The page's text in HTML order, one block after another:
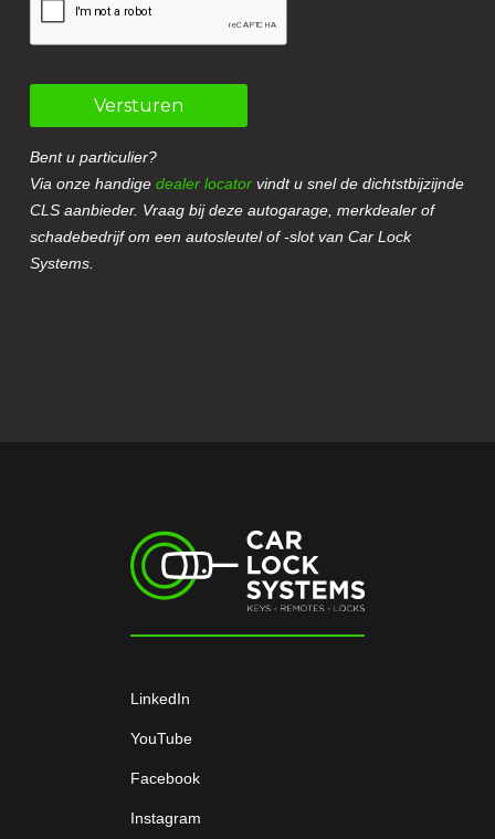
Versturen
Bent u particulier?
Via onze handigedealer locator vindt u snel de dichtstbijzijnde
CLS aanbieder. Vraag bij deze autogarage, merkdealer of
schadebedrijf om een autosleutel of -slot van Car Lock
Systems.
LinkedIn
YouTube
Facebook
Instagram